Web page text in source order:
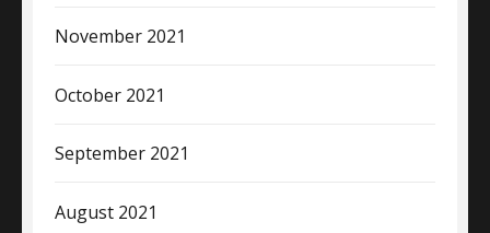
November 2021
October 2021
September 2021
August 2021